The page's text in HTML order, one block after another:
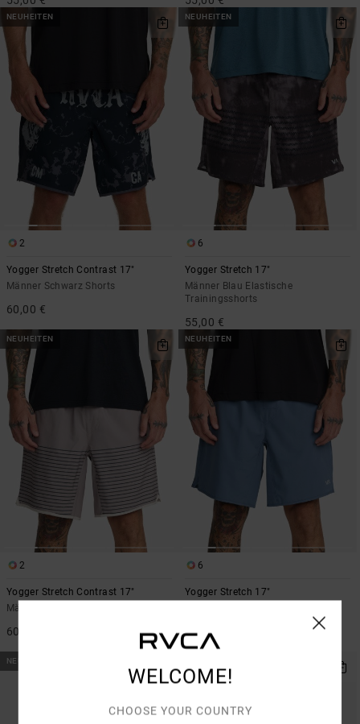
NEUHEITEN
2
Yogger Stretch Contrast 17"
Männer Schwarz Shorts
60,00 €
NEUHEITEN
6
Yogger Stretch 17"
Männer Blau Elastische
Trainingsshorts
55,00 €
NEUHEITEN
2
Yogger Stretch Contrast 17"
Männer Schwarz Shorts
60,00 €
NEUHEITEN
6
Yogger Stretch 17"
55,00 €
NEUHEITEN
WELCOME!
CHOOSE YOUR COUNTRY